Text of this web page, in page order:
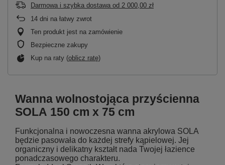
Darmowa i szybka dostawa od 2 000,00 zł
14 dni na łatwy zwrot
Ten produkt jest na zamówienie
Bezpieczne zakupy
Kup na raty (oblicz ratę)
Wanna wolnostojąca przyścienna
SOLA 150 cm x 75 cm
Funkcjonalna i nowoczesna wanna akrylowa SOLA
będzie pasowała do każdej strefy kąpielowej. Jej
organiczny i delikatny kształt nada Twojej łazience
ponadczasowego charakteru.